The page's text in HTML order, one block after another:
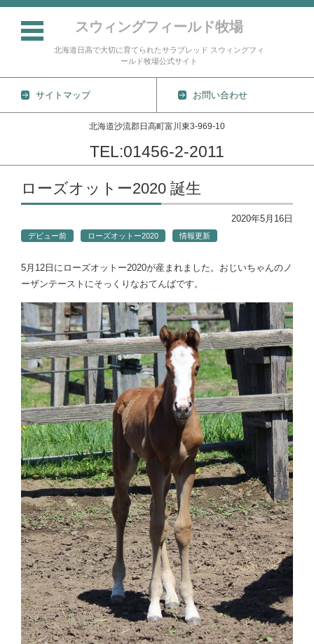
スウィングフィールド牧場
北海道日高で大切に育てられたサラブレッド スウィングフィ
ールド牧場公式サイト
サイトマップ お問い合わせ
北海道沙流郡日高町富川東3-969-10
TEL:01456-2-2011
コンテンツに移動
ローズオットー2020 誕生
2020年5月16日
デビュー前 ローズオットー2020 情報更新
5月12日にローズオットー2020が産まれました。おじいちゃんのノ
ーザンテーストにそっくりなおてんばです。